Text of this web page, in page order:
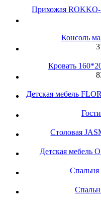
Прихожая ROKKO-
Консоль
Кровать
Детская мебель
Столовая
Детская мебель